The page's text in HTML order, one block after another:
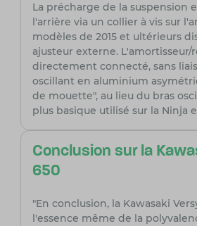
La précharge de la suspension
l'arrière via un collier à vis sur
modèles de 2015 et ultérieurs
ajusteur externe. L'amortisseur/
directement connecté, sans
oscillant en aluminium
de mouette", au lieu du bras
plus basique utilisé sur la Ninja
Conclusion sur la
650
"En conclusion, la Kawasaki
l'essence même de la